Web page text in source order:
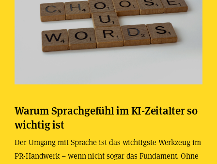
Warum Sprachgefühl im KI-Zeitalter so
wichtig ist
Der Umgang mit Sprache ist das wichtigste Werkzeug im
PR-Handwerk – wenn nicht sogar das Fundament. Ohne